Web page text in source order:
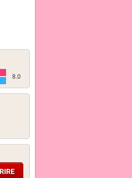
8.0